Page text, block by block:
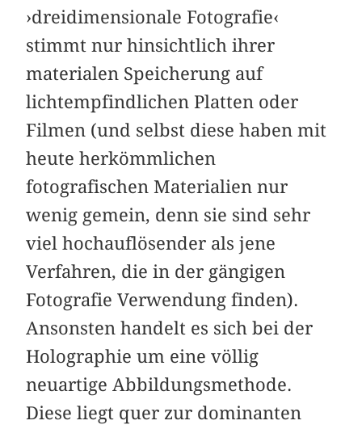
›dreidimensionale Fotografie‹
stimmt nur hinsichtlich ihrer
materialen Speicherung auf
lichtempfindlichen Platten oder
Filmen (und selbst diese haben mit
heute herkömmlichen
fotografischen Materialien nur
wenig gemein, denn sie sind sehr
viel hochauflösender als jene
Verfahren, die in der gängigen
Fotografie Verwendung finden).
Ansonsten handelt es sich bei der
Holographie um eine völlig
neuartige Abbildungsmethode.
Diese liegt quer zur dominanten